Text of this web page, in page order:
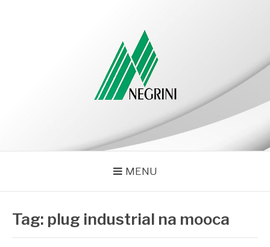
MENU
Tag: plug industrial na mooca